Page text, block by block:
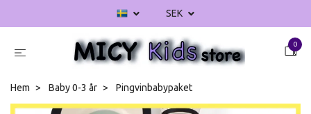
SEK
0
Hem Baby 0-3 år Pingvinbabypaket